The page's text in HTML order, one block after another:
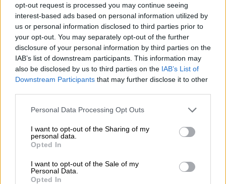
opt-out request is processed you may continue seeing
interest-based ads based on personal information utilized by
us or personal information disclosed to third parties prior to
your opt-out. You may separately opt-out of the further
disclosure of your personal information by third parties on the
IAB’s list of downstream participants. This information may
also be disclosed by us to third parties on the IAB’s List of
Downstream Participants that may further disclose it to other
Please note that this website/app uses one or more Google
not limited to your visit or usage behaviour. You may click to
grant or deny consent to Google and its third-party tags to
use your data for below specified purposes in below Google
consent section.
Personal Data Processing Opt Outs
I want to opt-out of the Sharing of my
personal data.
Opted In
I want to opt-out of the Sale of my
Personal Data.
Opted In
Ελλάδα 26.08.2025 16:21
Φωτιά τώρα στην Παιανία, κοντά στον
Προαστιακό: Μήνυμα 112 για
ετοιμότητα
Η πυρκαγιά εντοπίζεται κοντά στον
Προαστιακό στην Κάντζα